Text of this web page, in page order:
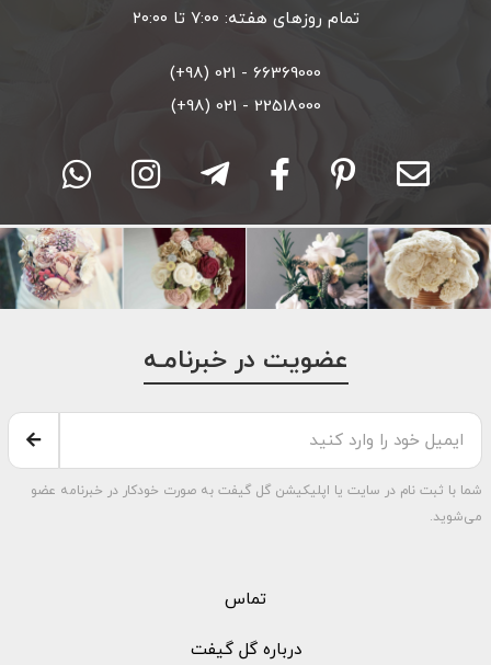
تمام روزهای هفته: ۷:۰۰ تا ۲۰:۰۰
66369000 - 021 (98+)
22518000 - 021 (98+)
عضویت در خبرنامـه
شما با ثبت نام در سایت یا اپلیکیشن گل گیفت به صورت خودکار در خبرنامه عضو
می‌شوید.
تماس
درباره گل گیفت